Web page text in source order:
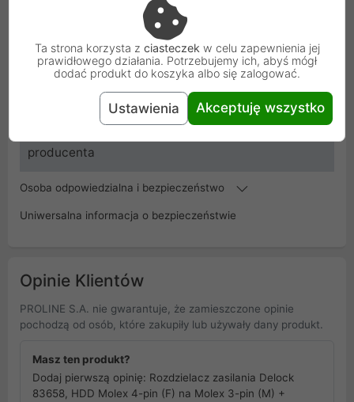
Z21816
SKU 83658
4043619836581
producenta
Osoba odpowiedzialna i bezpieczeństwo
Uniwersalna informacja o bezpieczeństwie
Opinie Klientów
PROLINE S.A. nie gwarantuje, że zamieszczone opinie
pochodzą od osób, które zakupiły lub używały dany produkt.
Masz ten produkt?
Dodaj pierwszą opinię: Rozdzielacz zasilania Delock
83658, HDD Molex 4-pin (F) na Molex 3-pin (M) +
Ta strona korzysta z ciasteczek w celu zapewnienia jej
prawidłowego działania. Potrzebujemy ich, abyś mógł
dodać produkt do koszyka albo się zalogować.
Ustawienia Akceptuję wszystko